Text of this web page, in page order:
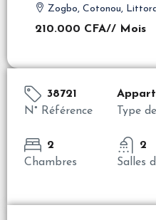
Zogbo, Cotonou,
210.000 CFA// Mois
38721
N° Référence
Type
2
Chambres
2
Salles